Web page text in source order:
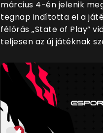
március 4-én jelenik
tegnap indította el a
félórás „State of Play”
teljesen az új játéknak